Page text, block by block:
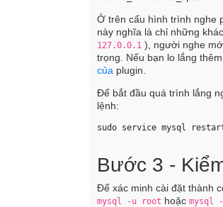
Ở trên cấu hình trình nghe
này nghĩa là chỉ những
127.0.0.1 ), người nghe
trọng. Nếu bạn lo lắng
của plugin.
Để bắt đầu quá trình lắng
lệnh:
sudo service mysql
Bước 3 -
Để xác minh cài đặt thành
mysql -u root hoặcmysql